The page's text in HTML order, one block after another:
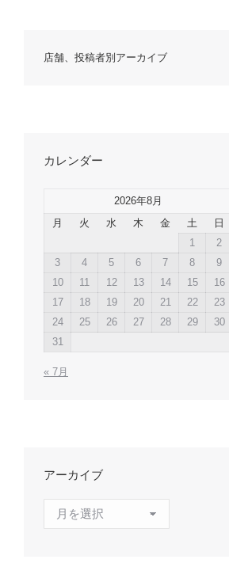
店舗、投稿者別アーカイブ
カレンダー
2026年8月
月
火 水 木 金 土
日
1
2
3
4 5 6 7 8
9
10
11 12 13 14 15
16
17
18 19 20 21 22
23
24
25 26 27 28 29
30
31
« 7月
アーカイブ